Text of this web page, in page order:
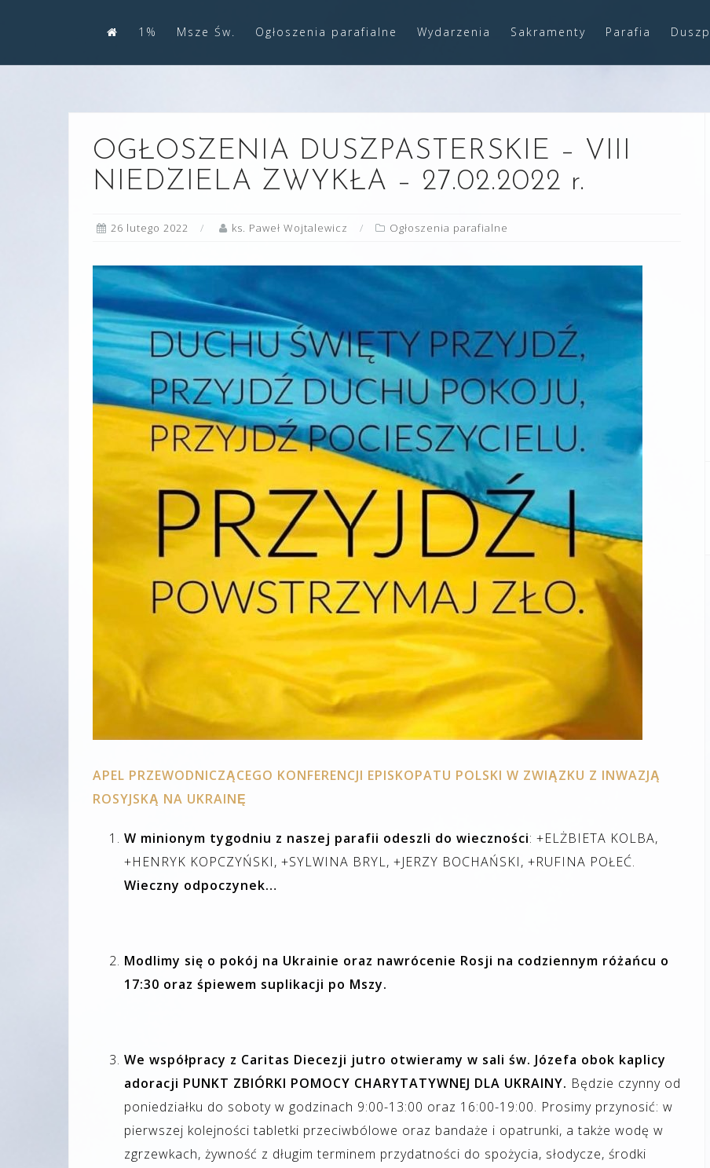
1% Msze Św. Ogłoszenia parafialne Wydarzenia Sakramenty Parafia
OGŁOSZENIA DUSZPASTERSKIE – VIII
NIEDZIELA ZWYKŁA – 27.02.2022 r.
26 lutego 2022 ks. Paweł Wojtalewicz Ogłoszenia parafialne
APEL PRZEWODNICZĄCEGO KONFERENCJI EPISKOPATU POLSKI W ZWIĄZKU Z INWAZJĄ
ROSYJSKĄ NA UKRAINĘ
W minionym tygodniu z naszej parafii odeszli do wieczności: +ELŻBIETA KOLBA,
+HENRYK KOPCZYŃSKI, +SYLWINA BRYL, +JERZY BOCHAŃSKI, +RUFINA POŁEĆ.
Wieczny odpoczynek…
Modlimy się o pokój na Ukrainie oraz nawrócenie Rosji na codziennym różańcu o
17:30 oraz śpiewem suplikacji po Mszy.
We współpracy z Caritas Diecezji jutro otwieramy w sali św. Józefa obok kaplicy
adoracji PUNKT ZBIÓRKI POMOCY CHARYTATYWNEJ DLA UKRAINY. Będzie czynny od
poniedziałku do soboty w godzinach 9:00-13:00 oraz 16:00-19:00. Prosimy przynosić: w
pierwszej kolejności tabletki przeciwbólowe oraz bandaże i opatrunki, a także wodę w
zgrzewkach, żywność z długim terminem przydatności do spożycia, słodycze, środki